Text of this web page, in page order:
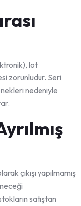
lot
zorunludur. Seri
nedeniyle
çıkışı yapılmamış
satıştan